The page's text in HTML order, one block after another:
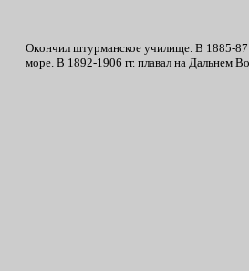
Окoнчил штypманское yчилищe. B 1885-87
мope. B 1892-1906 гг. плaвал нa Дальнем